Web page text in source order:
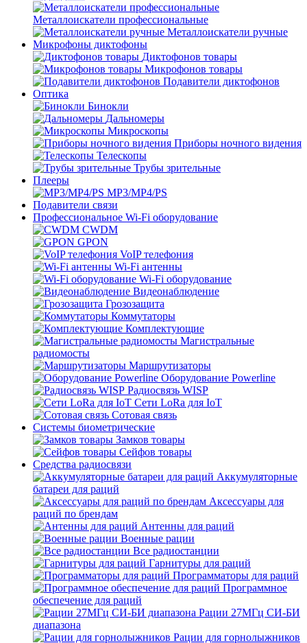
Металлоискатели профессиональные
Металлоискатели ручные
Микрофоны диктофоны
Диктофонов товары
Микрофонов товары
Подавители диктофонов
Оптика
Бинокли
Дальномеры
Микроскопы
Приборы ночного видения
Телескопы
Трубы зрительные
Плееры
MP3/MP4/PS
Подавители связи
Профессиональное Wi-Fi оборудование
CWDM
GPON
VoIP телефония
Wi-Fi антенны
Wi-Fi оборудование
Видеонаблюдение
Грозозащита
Коммутаторы
Комплектующие
Магистральные
радиомосты
Маршрутизаторы
Оборудование Powerline
Радиосвязь WISP
Сети LoRa для IoT
Сотовая связь
Системы биометрические
Замков товары
Сейфов товары
Средства радиосвязи
Аккумуляторные
батареи для раций
Аксессуары для
раций по брендам
Антенны для раций
Военные рации
Все радиостанции
Гарнитуры для раций
Программаторы для раций
Программное
обеспечение для раций
Рации 27МГц СИ-БИ
диапазона
Рации для горнолыжников